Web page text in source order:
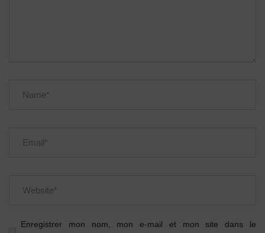
Enregistrer mon nom, mon e-mail et mon site dans le